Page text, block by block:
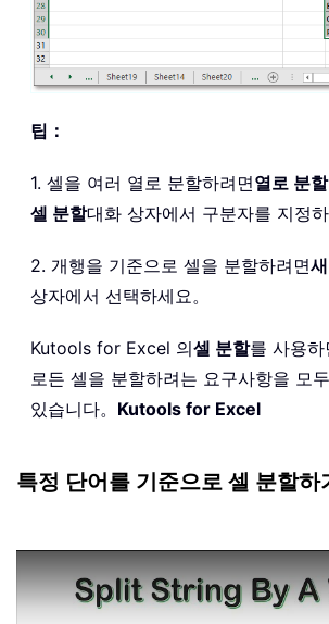
팁：
1. 셀을 여러 열로 분할하려면열로 분할
셀 분할대화 상자에서 구분자를 지정하
2. 개행을 기준으로 셀을 분할하려면
상자에서 선택하세요。
Kutools for Excel 의셀 분할를 사용
로든 셀을 분할하려는 요구사항을 모
있습니다。 Kutools for Excel
특정 단어를 기준으로 셀 분할하